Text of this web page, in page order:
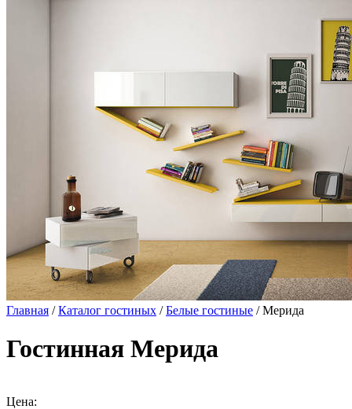
Главная /Каталог гостиных /Белые гостиные / Мерида
Гостинная Мерида
Цена: